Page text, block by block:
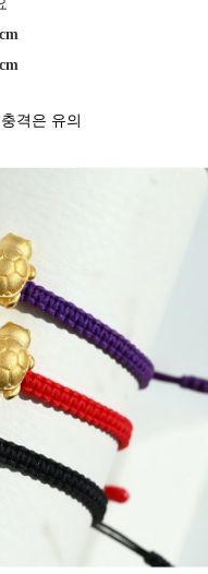
격은 유의